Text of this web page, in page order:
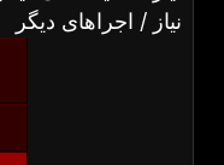
نیاز / اجراهای دیگر